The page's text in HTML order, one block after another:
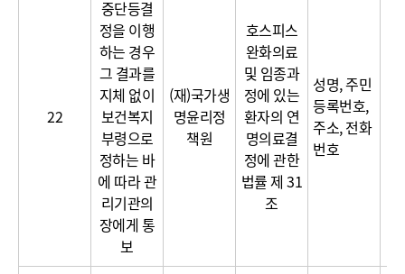
22
중단등결
정을 이행
하는 경우
그 결과를
지체 없이
보건복지
부령으로
정하는 바
에 따라 관
리기관의
장에게 통
보
(재)국가생
명윤리정
책원
호스피스
완화의료
및 임종과
정에 있는
환자의 연
명의료결
정에 관한
법률 제 31
조
성명, 주민
등록번호,
주소, 전화
번호